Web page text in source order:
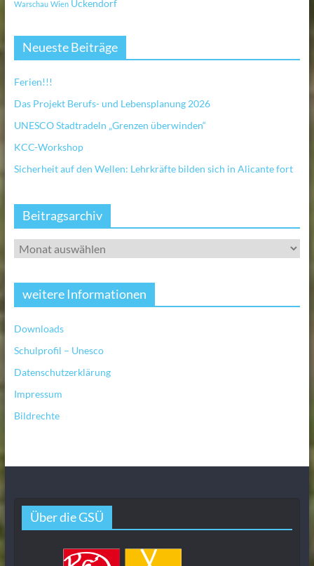
Warschau Wien Ückendorf
Neueste Beiträge
Ferien!!!
Das Projekt Berufs- und Lebensplanung 2026
UNESCO Stadtradeln „Grenzen überwinden“
KCC-Workshop
Sicherheit auf den Wellen: Lehrkräfte bilden sich in Alicante fort
Beitragsarchiv
weitere Informationen
Downloads
Schulprofil – Unesco
Datenschutzerklärung
Impressum
Bildrechte
Über die GSÜ